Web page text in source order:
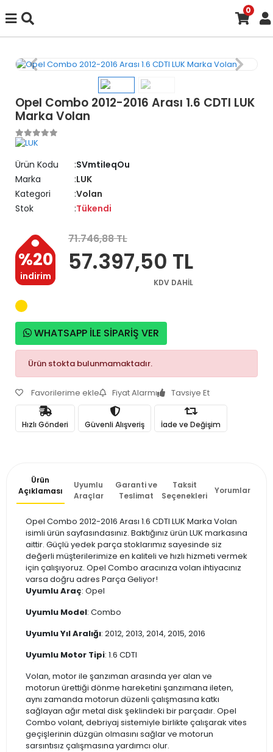
0
Opel Combo 2012-2016 Arası 1.6 CDTI LUK
Marka Volan
Ürün Kodu
SVmtiIeqOu
Marka
LUK
Kategori
Volan
Stok
Tükendi
%20
indirim
71.746,88 TL
57.397,50 TL
KDV DAHİL
WHATSAPP İLE SİPARİŞ VER
Ürün stokta bulunmamaktadır.
Favorilerime ekle Fiyat Alarmı Tavsiye Et
Hızlı Gönderi Güvenli Alışveriş İade ve Değişim
Ürün
Açıklaması
Uyumlu
Araçlar
Garanti ve
Teslimat
Taksit
Seçenekleri
Yorumlar
Opel Combo 2012-2016 Arası 1.6 CDTI LUK Marka Volan
isimli ürün sayfasındasınız. Baktığınız ürün LUK markasına
aittir. Güçlü yedek parça stoklarımız sayesinde siz
değerli müşterilerimize en kaliteli ve hızlı hizmeti vermek
için çalışıyoruz. Opel Combo aracınıza volan ihtiyacınız
varsa doğru adres Parça Geliyor!
Uyumlu Araç: Opel
Uyumlu Model: Combo
Uyumlu Yıl Aralığı: 2012, 2013, 2014, 2015, 2016
Uyumlu Motor Tipi: 1.6 CDTI
Volan, motor ile şanzıman arasında yer alan ve
motorun ürettiği dönme hareketini şanzımana ileten,
aynı zamanda motorun düzenli çalışmasına katkı
sağlayan ağır metal disk şeklindeki bir parçadır. Opel
Combo volant, debriyaj sistemiyle birlikte çalışarak vites
geçişlerinin düzgün olmasını sağlar ve motorun
sarsıntısız çalışmasına yardımcı olur.